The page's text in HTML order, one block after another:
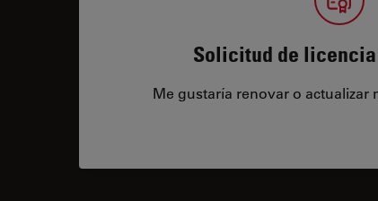
Solicitud de
Me gustaría renovar o actualizar